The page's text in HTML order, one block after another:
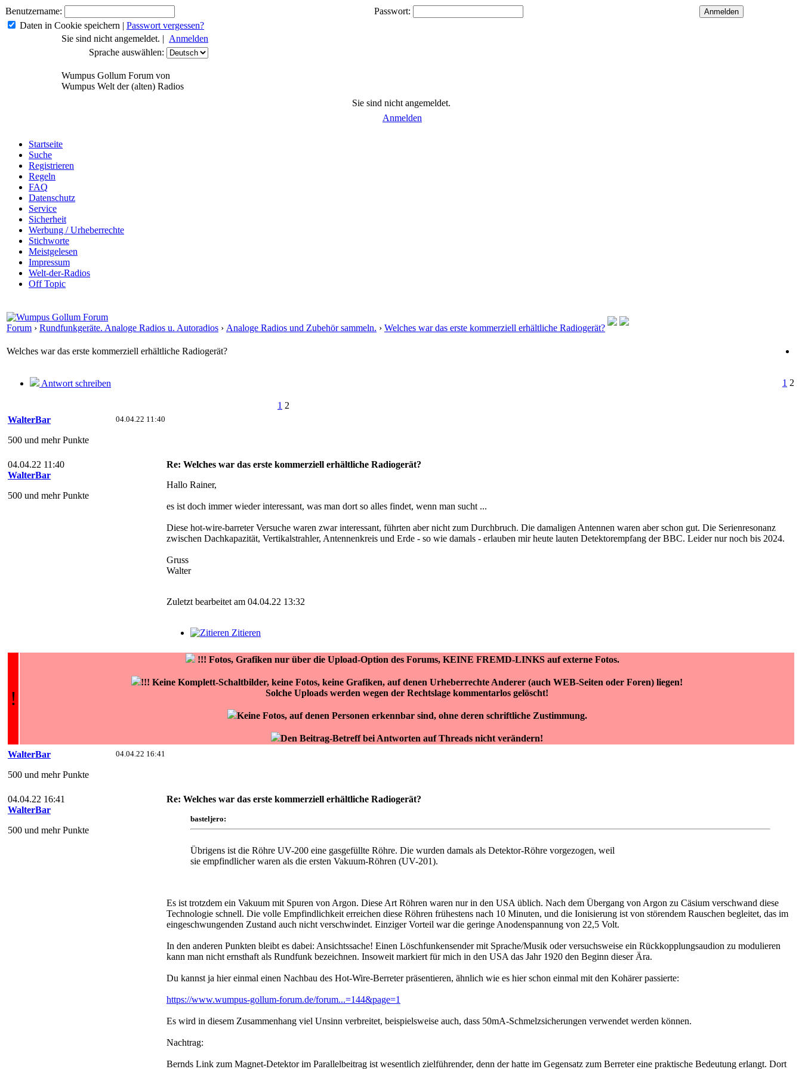
Benutzername:
Passwort:
Daten in Cookie speichern | Passwort vergessen?
Sie sind nicht angemeldet. | Anmelden
Sprache auswählen:
Wumpus Gollum Forum von
Wumpus Welt der (alten) Radios
Sie sind nicht angemeldet.
Anmelden
Startseite
Suche
Registrieren
Regeln
FAQ
Datenschutz
Service
Sicherheit
Werbung / Urheberrechte
Stichworte
Meistgelesen
Impressum
Welt-der-Radios
Off Topic
Forum › Rundfunkgeräte. Analoge Radios u. Autoradios › Analoge Radios und Zubehör sammeln. › Welches war das erste kommerziell erhältliche Radiogerät?
Welches war das erste kommerziell erhältliche Radiogerät?
Antwort schreiben 1 2
1 2
04.04.22 11:40
WalterBar
500 und mehr Punkte
04.04.22 11:40
WalterBar
500 und mehr Punkte
Re: Welches war das erste kommerziell erhältliche Radiogerät?
Hallo Rainer,
es ist doch immer wieder interessant, was man dort so alles findet, wenn man sucht ...
Diese hot-wire-barreter Versuche waren zwar interessant, führten aber nicht zum Durchbruch. Die damaligen Antennen waren aber schon gut. Die Serienresonanz
zwischen Dachkapazität, Vertikalstrahler, Antennenkreis und Erde - so wie damals - erlauben mir heute lauten Detektorempfang der BBC. Leider nur noch bis 2024.
Gruss
Walter
Zuletzt bearbeitet am 04.04.22 13:32
Zitieren
!
!!! Fotos, Grafiken nur über die Upload-Option des Forums, KEINE FREMD-LINKS auf externe Fotos.
!!! Keine Komplett-Schaltbilder, keine Fotos, keine Grafiken, auf denen Urheberrechte Anderer (auch WEB-Seiten oder Foren) liegen!
Solche Uploads werden wegen der Rechtslage kommentarlos gelöscht!
Keine Fotos, auf denen Personen erkennbar sind, ohne deren schriftliche Zustimmung.
Den Beitrag-Betreff bei Antworten auf Threads nicht verändern!
04.04.22 16:41
WalterBar
500 und mehr Punkte
04.04.22 16:41
WalterBar
500 und mehr Punkte
Re: Welches war das erste kommerziell erhältliche Radiogerät?
basteljero:
Übrigens ist die Röhre UV-200 eine gasgefüllte Röhre. Die wurden damals als Detektor-Röhre vorgezogen, weil
sie empfindlicher waren als die ersten Vakuum-Röhren (UV-201).
Es ist trotzdem ein Vakuum mit Spuren von Argon. Diese Art Röhren waren nur in den USA üblich. Nach dem Übergang von Argon zu Cäsium verschwand diese
Technologie schnell. Die volle Empfindlichkeit erreichen diese Röhren frühestens nach 10 Minuten, und die Ionisierung ist von störendem Rauschen begleitet, das im
eingeschwungenden Zustand auch nicht verschwindet. Einziger Vorteil war die geringe Anodenspannung von 22,5 Volt.
In den anderen Punkten bleibt es dabei: Ansichtssache! Einen Löschfunkensender mit Sprache/Musik oder versuchsweise ein Rückkopplungsaudion zu modulieren
kann man nicht ernsthaft als Rundfunk bezeichnen. Insoweit markiert für mich in den USA das Jahr 1920 den Beginn dieser Ära.
Du kannst ja hier einmal einen Nachbau des Hot-Wire-Berreter präsentieren, ähnlich wie es hier schon einmal mit den Kohärer passierte:
https://www.wumpus-gollum-forum.de/forum...=144&page=1
Es wird in diesem Zusammenhang viel Unsinn verbreitet, beispielsweise auch, dass 50mA-Schmelzsicherungen verwendet werden können.
Nachtrag:
Bernds Link zum Magnet-Detektor im Parallelbeitrag ist wesentlich zielführender, denn der hatte im Gegensatz zum Berreter eine praktische Bedeutung erlangt. Dort